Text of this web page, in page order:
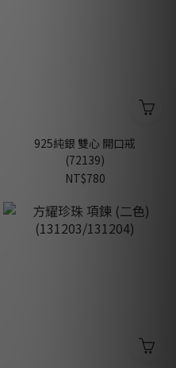
925純銀 雙心 開口戒
(72139)
NT$780